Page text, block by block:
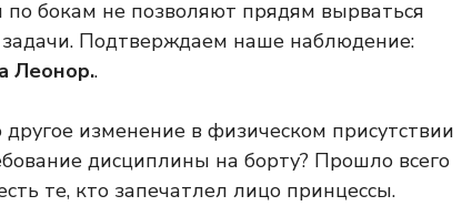
бокам не позволяют прядям вырваться
Подтверждаем наше наблюдение:
Леонор..
изменение в физическом присутствии
дисциплины на борту? Прошло всего
те, кто запечатлел лицо принцессы.